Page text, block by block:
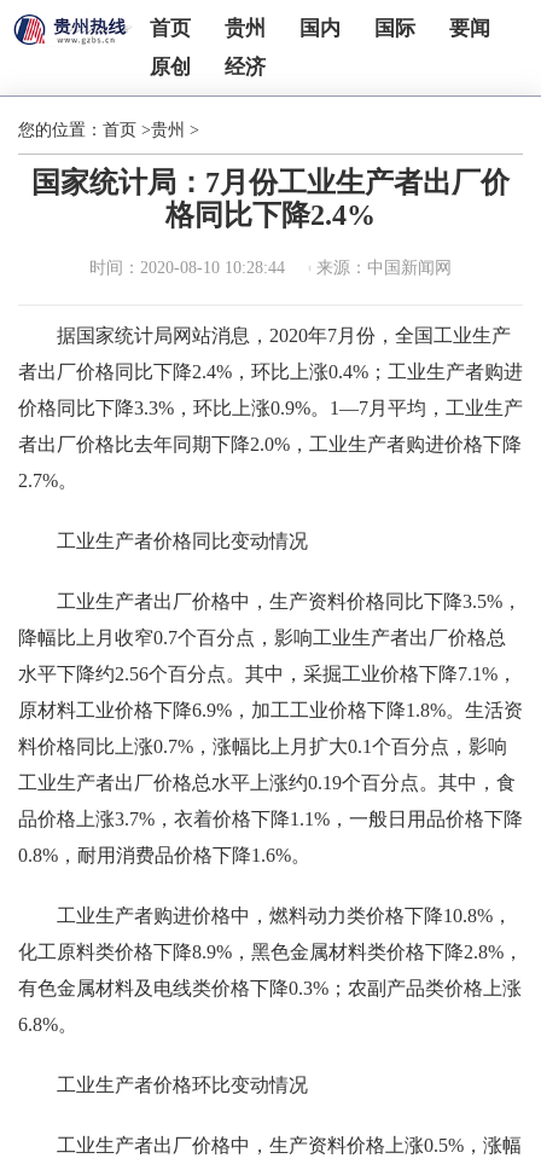
首页 贵州 国内 国际
要闻
原创
经济
您的位置： 首页 >贵州 >
国家统计局：7月份工业生产者出厂价
格同比下降2.4%
时间：2020-08-10 10:28:44 来源：中国新闻网
据国家统计局网站消息，2020年7月份，全国工业生产
者出厂价格同比下降2.4%，环比上涨0.4%；工业生产者购进
价格同比下降3.3%，环比上涨0.9%。1―7月平均，工业生产
者出厂价格比去年同期下降2.0%，工业生产者购进价格下降
2.7%。
工业生产者价格同比变动情况
工业生产者出厂价格中，生产资料价格同比下降3.5%，
降幅比上月收窄0.7个百分点，影响工业生产者出厂价格总
水平下降约2.56个百分点。其中，采掘工业价格下降7.1%，
原材料工业价格下降6.9%，加工工业价格下降1.8%。生活资
料价格同比上涨0.7%，涨幅比上月扩大0.1个百分点，影响
工业生产者出厂价格总水平上涨约0.19个百分点。其中，食
品价格上涨3.7%，衣着价格下降1.1%，一般日用品价格下降
0.8%，耐用消费品价格下降1.6%。
工业生产者购进价格中，燃料动力类价格下降10.8%，
化工原料类价格下降8.9%，黑色金属材料类价格下降2.8%，
有色金属材料及电线类价格下降0.3%；农副产品类价格上涨
6.8%。
工业生产者价格环比变动情况
工业生产者出厂价格中，生产资料价格上涨0.5%，涨幅